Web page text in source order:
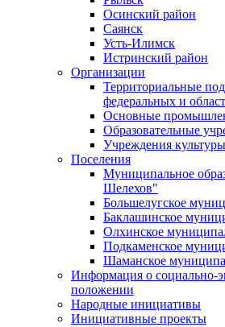
Осинский район
Саянск
Усть-Илимск
Истринский район
Организации
Территориальные
федеральных и
Основные
Образовательные
Учреждения
Поселения
Муниципальное
Шелехов"
Большелугское
Баклашинское
Олхинское
Подкаменское
Шаманское
Информация о социально-
положении
Народные инициативы
Инициативные проекты